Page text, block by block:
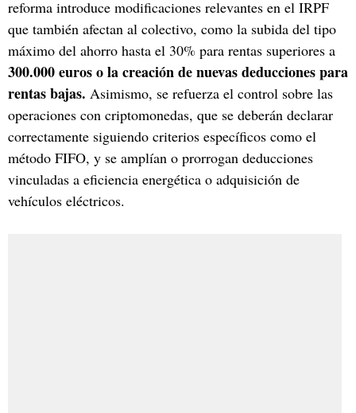
reforma introduce modificaciones relevantes en el IRPF
que también afectan al colectivo, como la subida del tipo
máximo del ahorro hasta el 30% para rentas superiores a
300.000 euros o la creación de nuevas deducciones para
rentas bajas. Asimismo, se refuerza el control sobre las
operaciones con criptomonedas, que se deberán declarar
correctamente siguiendo criterios específicos como el
método FIFO, y se amplían o prorrogan deducciones
vinculadas a eficiencia energética o adquisición de
vehículos eléctricos.